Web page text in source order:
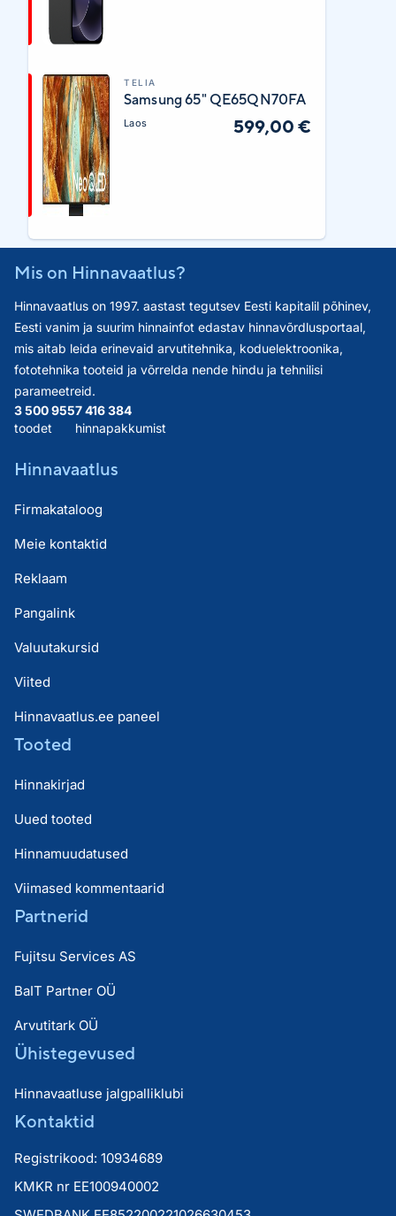
TELIA
Samsung 65" QE65QN70FA
Laos 599,00 €
Mis on Hinnavaatlus?
Hinnavaatlus on 1997. aastast tegutsev Eesti kapitalil põhinev,
Eesti vanim ja suurim hinnainfot edastav hinnavõrdlusportaal,
mis aitab leida erinevaid arvutitehnika, koduelektroonika,
fototehnika tooteid ja võrrelda nende hindu ja tehnilisi
parameetreid.
3 500 955
toodet
7 416 384
hinnapakkumist
Hinnavaatlus
Firmakataloog
Meie kontaktid
Reklaam
Pangalink
Valuutakursid
Viited
Hinnavaatlus.ee paneel
Tooted
Hinnakirjad
Uued tooted
Hinnamuudatused
Viimased kommentaarid
Partnerid
Fujitsu Services AS
BaIT Partner OÜ
Arvutitark OÜ
Ühistegevused
Hinnavaatluse jalgpalliklubi
Kontaktid
Registrikood: 10934689
KMKR nr EE100940002